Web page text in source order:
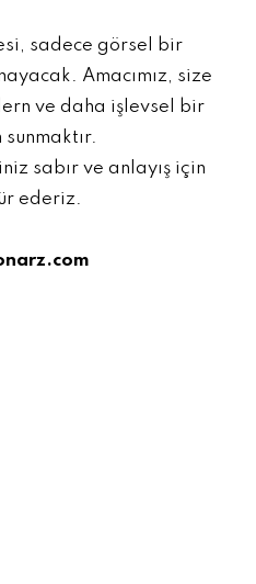
sadece görsel bir
Amacımız, size
ve daha işlevsel bir
sabır ve anlayış için
ederiz.